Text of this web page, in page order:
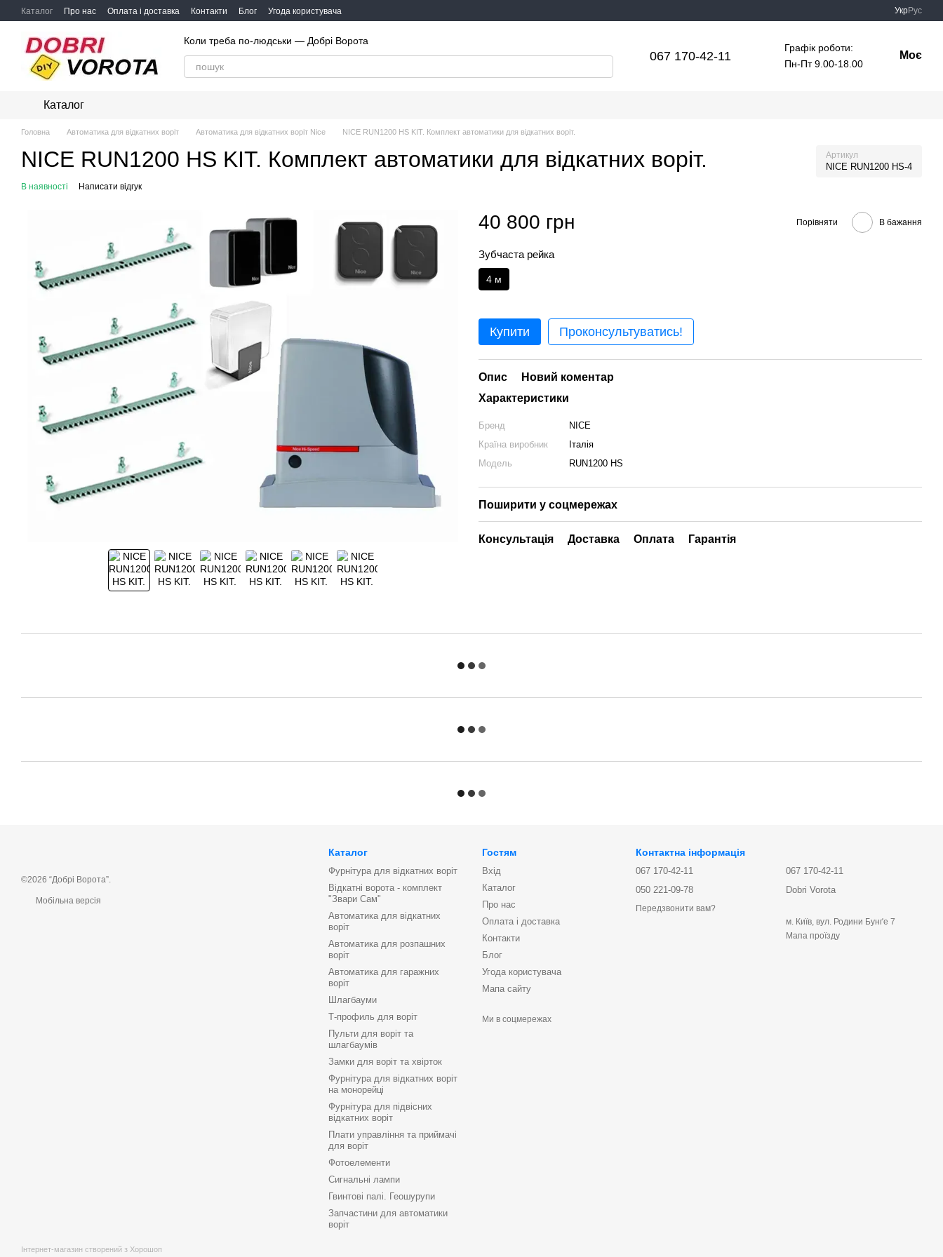
Перейти до основного контенту
Каталог Про нас Оплата і доставка Контакти Блог Угода користувача УкрРус
Коли треба по-людськи — Добрі Ворота
067 170-42-11
Графік роботи:
Пн-Пт 9.00-18.00
Моє
Каталог
Головна Автоматика для відкатних воріт Автоматика для відкатних воріт Nice NICE RUN1200 HS KIT. Комплект автоматики для відкатних воріт.
NICE RUN1200 HS KIT. Комплект автоматики для відкатних воріт. Артикул
NICE RUN1200 HS-4
В наявності Написати відгук
40 800 грн Порівняти В бажання
Зубчаста рейка
4 м
Купити Проконсультуватись!
Опис
Новий коментар
Характеристики
Бренд
NICE
Країна виробник
Італія
Модель
RUN1200 HS
Поширити у соцмережах
Консультація Доставка Оплата Гарантія
©2026 “Добрі Ворота”.
Мобільна версія
Інтернет-магазин створений з Хорошоп
Каталог
Фурнітура для відкатних воріт
Відкатні ворота - комплект
"Звари Сам"
Автоматика для відкатних
воріт
Автоматика для розпашних
воріт
Автоматика для гаражних
воріт
Шлагбауми
Т-профиль для воріт
Пульти для воріт та
шлагбаумів
Замки для воріт та хвірток
Фурнітура для відкатних воріт
на монорейці
Фурнітура для підвісних
відкатних воріт
Плати управління та приймачі
для воріт
Фотоелементи
Сигнальні лампи
Гвинтові палі. Геошурупи
Запчастини для автоматики
воріт
Гостям
Вхід
Каталог
Про нас
Оплата і доставка
Контакти
Блог
Угода користувача
Мапа сайту
Ми в соцмережах
Контактна інформація
067 170-42-11
050 221-09-78
Передзвонити вам?
067 170-42-11
Dobri Vorota
м. Київ, вул. Родини Бунґе 7
Мапа проїзду